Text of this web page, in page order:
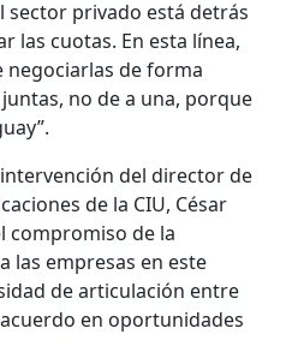
sector privado está detrás
las cuotas. En esta línea,
de forma
no de a una, porque
del director de
de la CIU, César
compromiso de la
las empresas en este
de articulación entre
en oportunidades